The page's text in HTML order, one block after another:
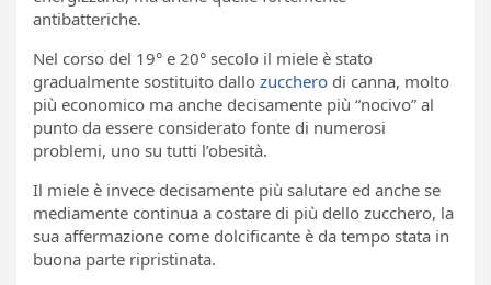
antibatteriche.
Nel corso del 19° e 20° secolo il miele è stato
gradualmente sostituito dallo zucchero di canna, molto
più economico ma anche decisamente più “nocivo” al
punto da essere considerato fonte di numerosi
problemi, uno su tutti l’obesità.
Il miele è invece decisamente più salutare ed anche se
mediamente continua a costare di più dello zucchero, la
sua affermazione come dolcificante è da tempo stata in
buona parte ripristinata.